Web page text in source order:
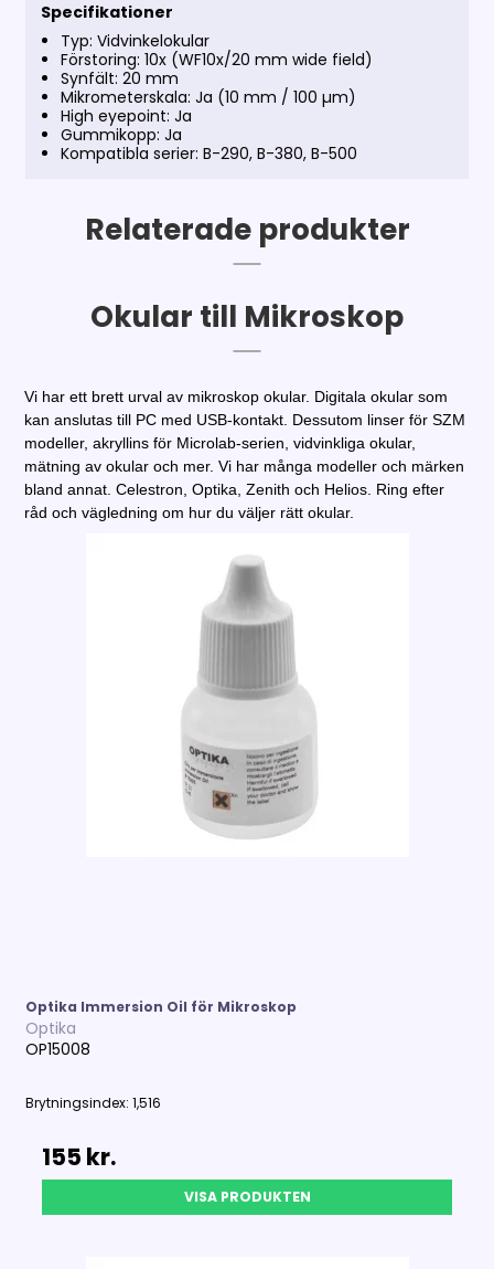
Specifikationer
Typ: Vidvinkelokular
Förstoring: 10x (WF10x/20 mm wide field)
Synfält: 20 mm
Mikrometerskala: Ja (10 mm / 100 µm)
High eyepoint: Ja
Gummikopp: Ja
Kompatibla serier: B-290, B-380, B-500
Relaterade produkter
Okular till Mikroskop
Vi har ett brett urval av mikroskop okular. Digitala okular som
kan anslutas till PC med USB-kontakt. Dessutom linser för SZM
modeller, akryllins för Microlab-serien, vidvinkliga okular,
mätning av okular och mer. Vi har många modeller och märken
bland annat. Celestron, Optika, Zenith och Helios. Ring efter
råd och vägledning om hur du väljer rätt okular.
Optika Immersion Oil för Mikroskop
Optika
OP15008
Brytningsindex: 1,516
155 kr.
VISA PRODUKTEN